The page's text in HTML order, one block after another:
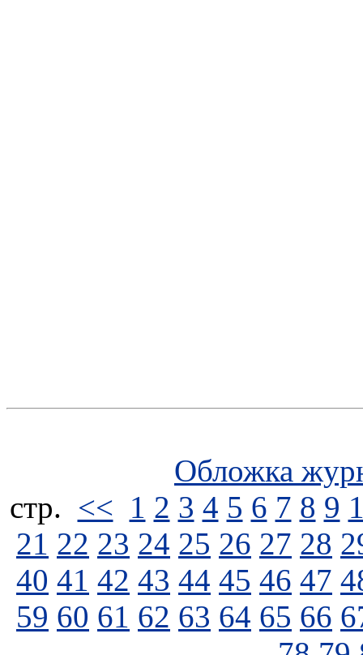
Обложка
стp. << 1 2 3 4 5 6 7 8 9
21 22 23 24 25 26 27 28
40 41 42 43 44 45 46 47
59 60 61 62 63 64 65 66